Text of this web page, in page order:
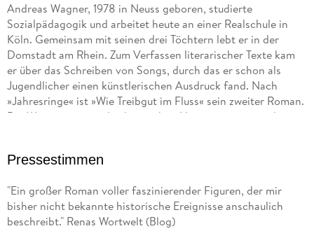
Andreas Wagner, 1978 in Neuss geboren, studierte
Sozialpädagogik und arbeitet heute an einer Realschule in
Köln. Gemeinsam mit seinen drei Töchtern lebt er in der
Domstadt am Rhein. Zum Verfassen literarischer Texte kam
er über das Schreiben von Songs, durch das er schon als
Jugendlicher einen künstlerischen Ausdruck fand. Nach
»Jahresringe« ist »Wie Treibgut im Fluss« sein zweiter Roman.
Die Weite seiner niederrheinischen Heimat inspirierte ihn
Spaziergänge, bei denen er sich mit den Sehnsüchten und
Ideen sammelt.
Pressestimmen
"Ein großer Roman voller faszinierender Figuren, der mir
bisher nicht bekannte historische Ereignisse anschaulich
beschreibt." Renas Wortwelt (Blog)